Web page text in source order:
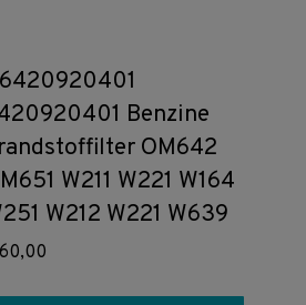
Benzine
OM642
W211 W221 W164
W212 W221 W639
60,00